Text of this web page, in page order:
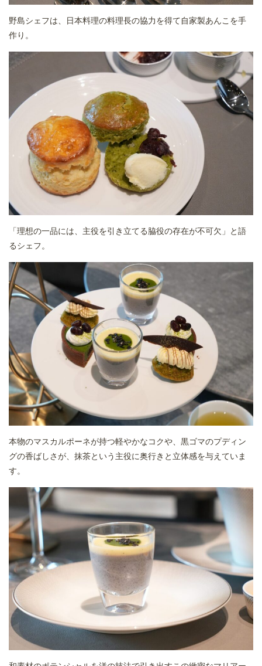
野島シェフは、日本料理の料理長の協力を得て自家製あんこを手
作り。
「理想の一品には、主役を引き立てる脇役の存在が不可欠」と語
るシェフ。
本物のマスカルポーネが持つ軽やかなコクや、黒ゴマのプディン
グの香ばしさが、抹茶という主役に奥行きと立体感を与えていま
す。